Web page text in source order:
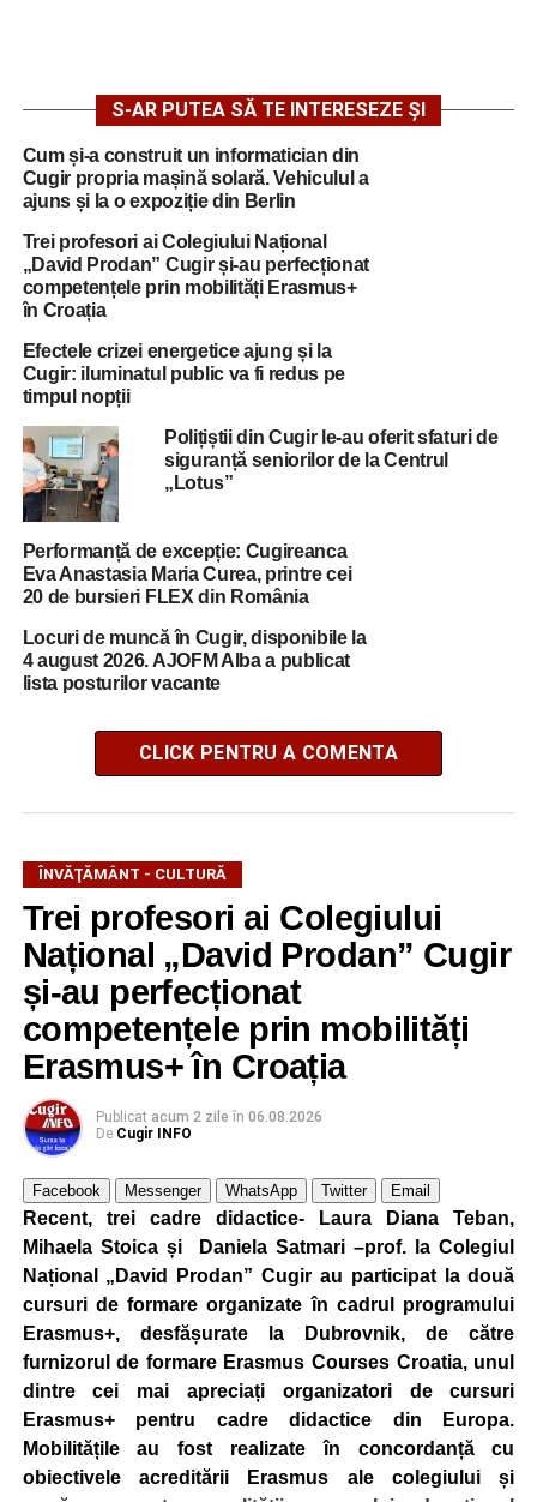
S-AR PUTEA SĂ TE INTERESEZE ȘI
Cum și-a construit un informatician din
Cugir propria mașină solară. Vehiculul a
ajuns și la o expoziție din Berlin
Trei profesori ai Colegiului Național
„David Prodan” Cugir și-au perfecționat
competențele prin mobilități Erasmus+
în Croația
Efectele crizei energetice ajung și la
Cugir: iluminatul public va fi redus pe
timpul nopții
Polițiștii din Cugir le-au oferit sfaturi de
siguranță seniorilor de la Centrul
„Lotus”
Performanță de excepție: Cugireanca
Eva Anastasia Maria Curea, printre cei
20 de bursieri FLEX din România
Locuri de muncă în Cugir, disponibile la
4 august 2026. AJOFM Alba a publicat
lista posturilor vacante
CLICK PENTRU A COMENTA
ÎNVĂŢĂMÂNT - CULTURĂ
Trei profesori ai Colegiului
Național „David Prodan” Cugir
și-au perfecționat
competențele prin mobilități
Erasmus+ în Croația
Publicat acum 2 zile în 06.08.2026
De Cugir INFO
Facebook Messenger WhatsApp Twitter Email
Recent, trei cadre didactice- Laura Diana Teban,
Mihaela Stoica și Daniela Satmari –prof. la Colegiul
Național „David Prodan” Cugir au participat la două
cursuri de formare organizate în cadrul programului
Erasmus+, desfășurate la Dubrovnik, de către
furnizorul de formare Erasmus Courses Croatia, unul
dintre cei mai apreciați organizatori de cursuri
Erasmus+ pentru cadre didactice din Europa.
Mobilitățile au fost realizate în concordanță cu
obiectivele acreditării Erasmus ale colegiului și